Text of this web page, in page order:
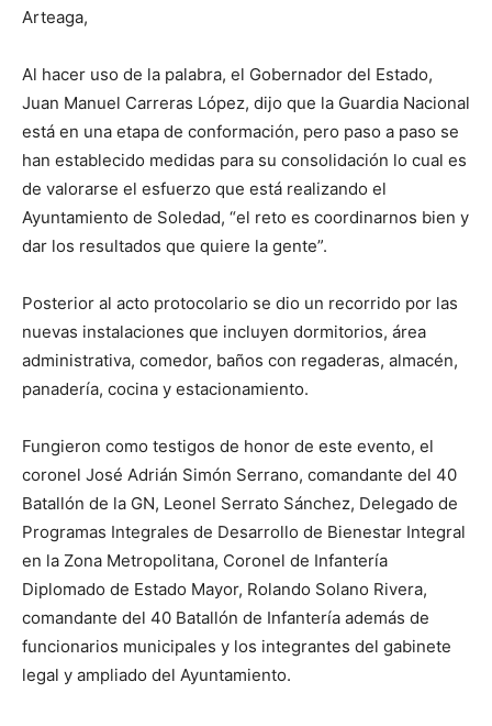
Arteaga,
Al hacer uso de la palabra, el Gobernador del Estado,
Juan Manuel Carreras López, dijo que la Guardia Nacional
está en una etapa de conformación, pero paso a paso se
han establecido medidas para su consolidación lo cual es
de valorarse el esfuerzo que está realizando el
Ayuntamiento de Soledad, “el reto es coordinarnos bien y
dar los resultados que quiere la gente”.
Posterior al acto protocolario se dio un recorrido por las
nuevas instalaciones que incluyen dormitorios, área
administrativa, comedor, baños con regaderas, almacén,
panadería, cocina y estacionamiento.
Fungieron como testigos de honor de este evento, el
coronel José Adrián Simón Serrano, comandante del 40
Batallón de la GN, Leonel Serrato Sánchez, Delegado de
Programas Integrales de Desarrollo de Bienestar Integral
en la Zona Metropolitana, Coronel de Infantería
Diplomado de Estado Mayor, Rolando Solano Rivera,
comandante del 40 Batallón de Infantería además de
funcionarios municipales y los integrantes del gabinete
legal y ampliado del Ayuntamiento.